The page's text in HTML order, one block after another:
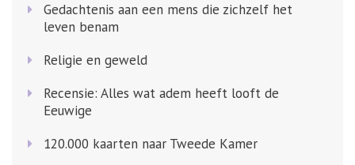
Gedachtenis aan een mens die zichzelf het
leven benam
Religie en geweld
Recensie: Alles wat adem heeft looft de
Eeuwige
120.000 kaarten naar Tweede Kamer